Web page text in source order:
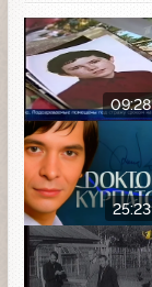
09:28
25:23